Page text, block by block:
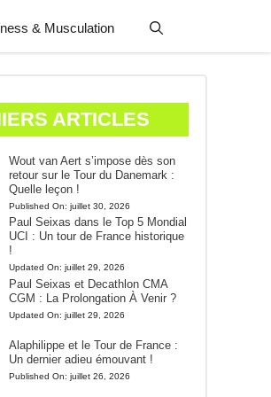
& Musculation
ARTICLES
Wout van Aert s’impose dès son
retour sur le Tour du Danemark :
Quelle leçon !
Published On: juillet 30, 2026
Paul Seixas dans le Top 5 Mondial
UCI : Un tour de France historique
!
Updated On: juillet 29, 2026
Paul Seixas et Decathlon CMA
CGM : La Prolongation À Venir ?
Updated On: juillet 29, 2026
Alaphilippe et le Tour de France :
Un dernier adieu émouvant !
Published On: juillet 26, 2026